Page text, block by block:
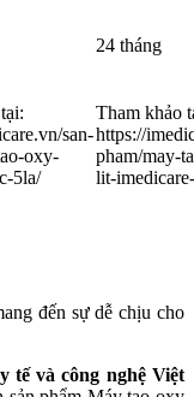
24 tháng
san-
oxy-
5la/
Tham khảo
https://
pham/may-
lit-
tế và công nghệ Việt